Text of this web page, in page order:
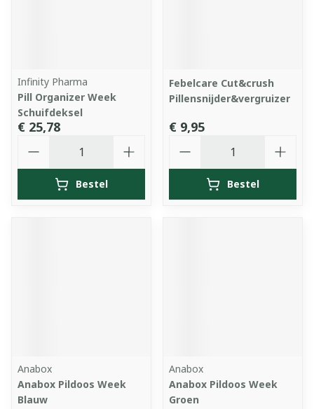
Infinity Pharma
Pill Organizer Week
Schuifdeksel
€ 25,78
Bestel
Febelcare Cut&crush
Pillensnijder&vergruizer
€ 9,95
Bestel
Anabox
Anabox Pildoos Week
Blauw
Anabox
Anabox Pildoos Week
Groen